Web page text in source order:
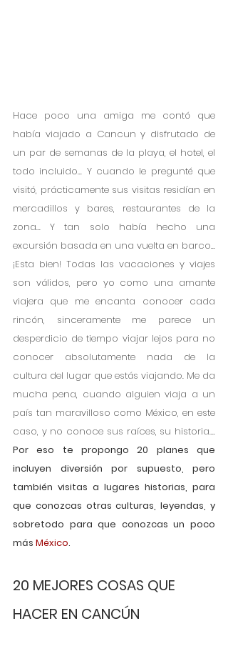
Hace poco una amiga me contó que
había viajado a Cancun y disfrutado de
un par de semanas de la playa, el hotel, el
todo incluido... Y cuando le pregunté que
visitó, prácticamente sus visitas residían en
mercadillos y bares, restaurantes de la
zona... Y tan solo había hecho una
excursión basada en una vuelta en barco...
¡Esta bien! Todas las vacaciones y viajes
son válidos, pero yo como una amante
viajera que me encanta conocer cada
rincón, sinceramente me parece un
desperdicio de tiempo viajar lejos para no
conocer absolutamente nada de la
cultura del lugar que estás viajando. Me da
mucha pena, cuando alguien viaja a un
país tan maravilloso como México, en este
Por eso te propongo 20 planes que
incluyen diversión por supuesto, pero
también visitas a lugares historias, para
que conozcas otras culturas, leyendas, y
sobretodo para que conozcas un poco
más México.
20 MEJORES COSAS QUE
HACER EN CANCÚN